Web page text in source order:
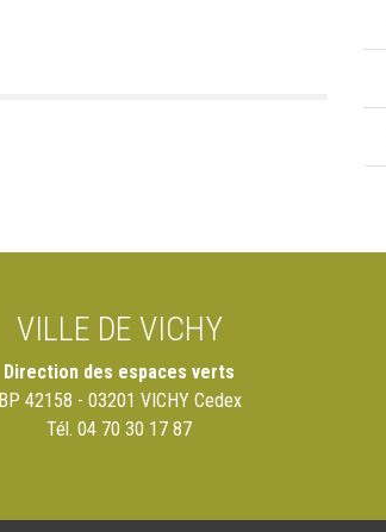
VILLE DE VICHY
Direction des espaces verts
BP 42158 - 03201 VICHY Cedex
Tél. 04 70 30 17 87